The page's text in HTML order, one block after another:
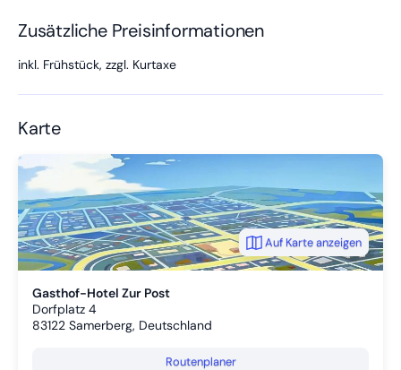
Zusätzliche Preisinformationen
inkl. Frühstück, zzgl. Kurtaxe
Karte
Gasthof-Hotel Zur Post
Dorfplatz 4
83122 Samerberg, Deutschland
Routenplaner
Auf Karte anzeigen